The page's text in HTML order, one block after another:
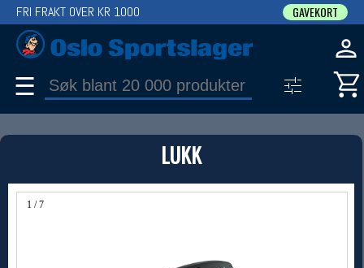
LUKK
1 / 7
FRI FRAKT OVER KR 1000 GAVEKORT
☰
PRODUKT
Produkter (1)
Bruk filter til å spisse søket